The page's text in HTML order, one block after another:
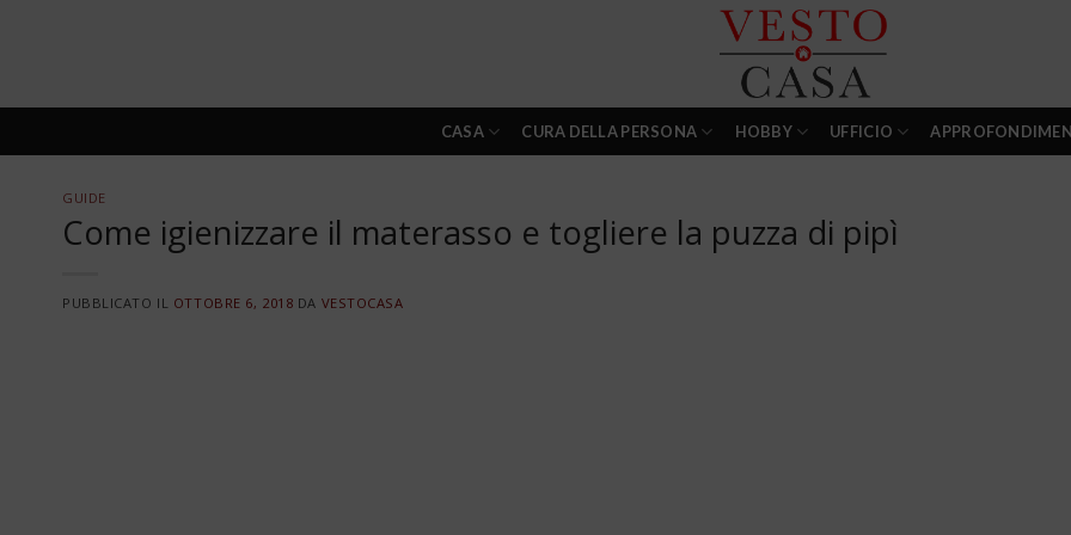
CASA CURA DELLA PERSONA HOBBY UFFICIO
GUIDE
Come igienizzare il materasso e togliere la puzza di pipì
PUBBLICATO IL OTTOBRE 6, 2018 DA VESTOCASA